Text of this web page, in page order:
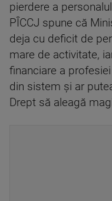
pierdere a
PÎCCJ spune că
deja cu deficit de
mare de activitate,
financiare a
din sistem și ar
Drept să aleagă